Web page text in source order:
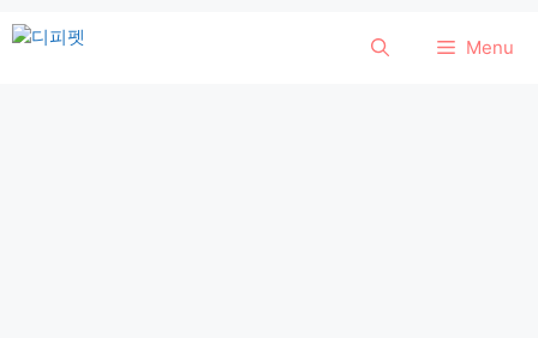
컨
Menu